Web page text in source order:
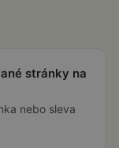
stránky na
nebo sleva